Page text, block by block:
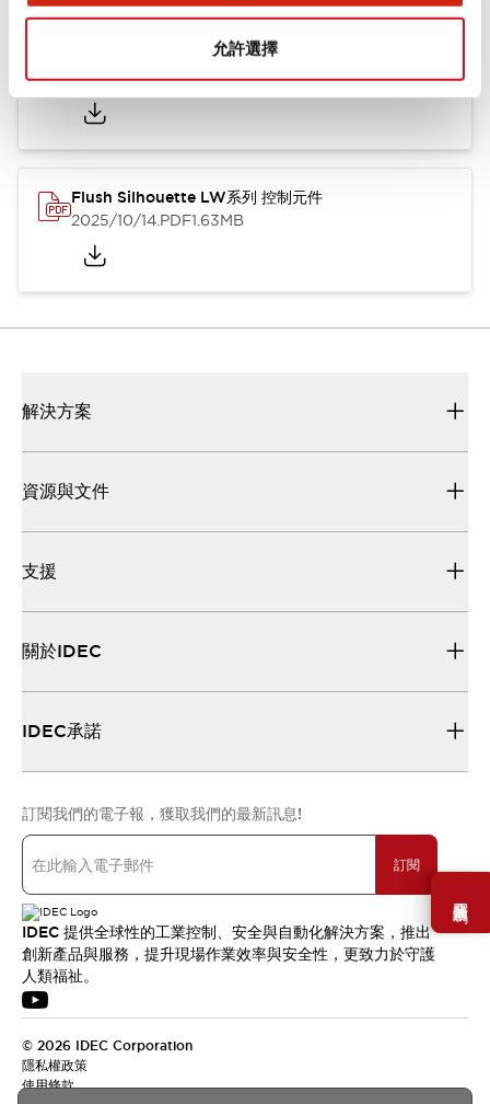
允許選擇
需要幫助嗎？
Flush Silhouette LW系列 控制元件 (英文版)
2025/09/19.PDF1.23MB
Flush Silhouette LW系列 控制元件
2025/10/14.PDF1.63MB
解決方案
資源與文件
支援
關於IDEC
IDEC承諾
訂閱我們的電子報，獲取我們的最新訊息!
訂閱
IDEC 提供全球性的工業控制、安全與自動化解決方案，推出
創新產品與服務，提升現場作業效率與安全性，更致力於守護
人類福祉。
© 2026 IDEC Corporation
隱私權政策
使用條款